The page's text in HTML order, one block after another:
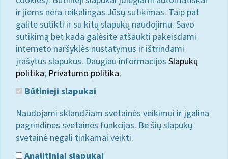
ir jiems nėra reikalingas Jūsų sutikimas. Taip pat
galite sutikti ir su kitų slapukų naudojimu. Savo
sutikimą bet kada galėsite atšaukti pakeisdami
interneto naršyklės nustatymus ir ištrindami
įrašytus slapukus. Daugiau informacijos Slapukų
politika; Privatumo politika.
Būtinieji slapukai
Naudojami sklandžiam svetainės veikimui ir įgalina
pagrindines svetainės funkcijas. Be šių slapukų
svetainė negali tinkamai veikti.
Analitiniai slapukai